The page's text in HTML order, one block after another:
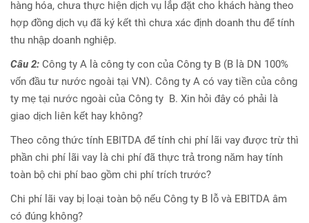
hàng hóa, chưa thực hiện dịch vụ lắp đặt cho khách hàng theo
hợp đồng dịch vụ đã ký kết thì chưa xác định doanh thu để tính
thu nhập doanh nghiệp.
Câu 2: Công ty A là công ty con của Công ty B (B là DN 100%
vốn đầu tư nước ngoài tại VN). Công ty A có vay tiền của công
ty mẹ tại nước ngoài của Công ty B. Xin hỏi đây có phải là
giao dịch liên kết hay không?
Theo công thức tính EBITDA để tính chi phí lãi vay được trừ thì
phần chi phí lãi vay là chi phí đã thực trả trong năm hay tính
toàn bộ chi phí bao gồm chi phí trích trước?
Chi phí lãi vay bị loại toàn bộ nếu Công ty B lỗ và EBITDA âm
có đúng không?